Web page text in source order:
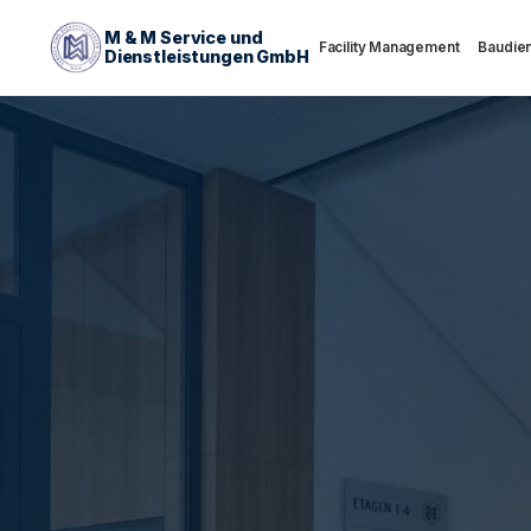
M & M Service und
Dienstleistungen GmbH
Facility Management